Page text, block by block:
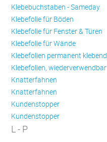
Klebebuchstaben - Sameday
Klebefolie für Böden
Klebefolie für Fenster & Türen
Klebefolie für Wände
Klebefolien permanent klebend
Klebefolien, wiederverwendbar
Knatterfahnen
Knatterfahnen
Kundenstopper
Kundenstopper
L - P